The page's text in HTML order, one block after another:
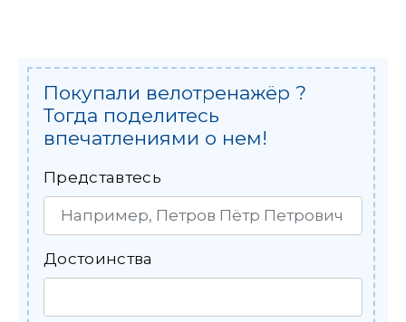
Покупали велотренажёр ?
Тогда поделитесь
впечатлениями о нем!
Представтесь
Достоинства